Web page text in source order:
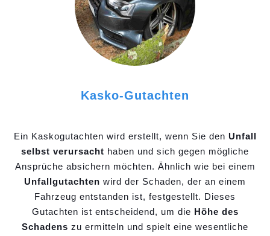
Kasko-Gutachten
Ein Kaskogutachten wird erstellt, wenn Sie den Unfall
selbst verursacht haben und sich gegen mögliche
Ansprüche absichern möchten. Ähnlich wie bei einem
Unfallgutachten wird der Schaden, der an einem
Fahrzeug entstanden ist, festgestellt. Dieses
Gutachten ist entscheidend, um die Höhe des
Schadens zu ermitteln und spielt eine wesentliche